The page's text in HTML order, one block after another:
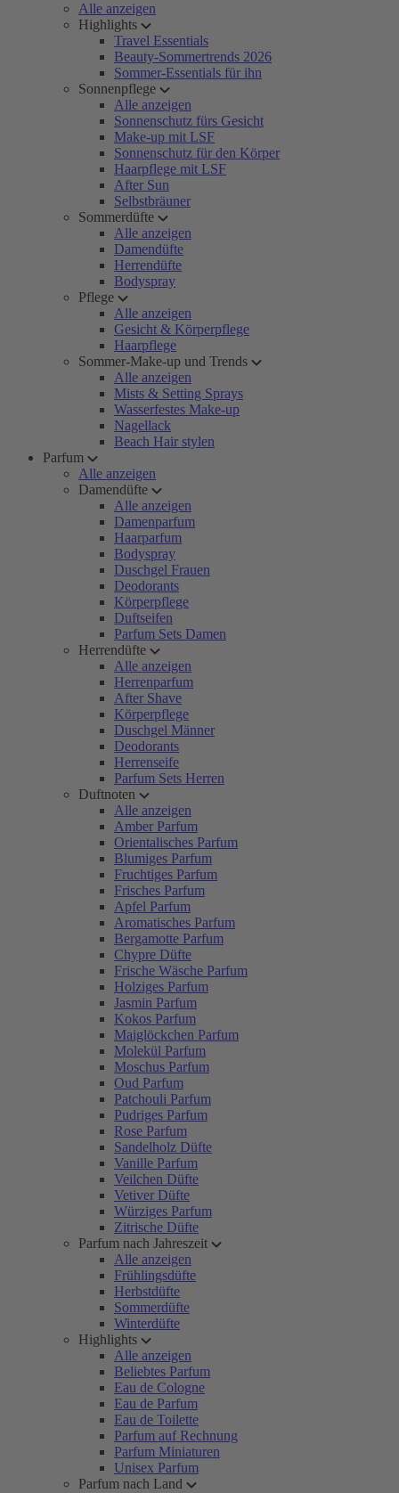
Alle anzeigen
Highlights
Travel Essentials
Beauty-Sommertrends 2026
Sommer-Essentials für ihn
Sonnenpflege
Alle anzeigen
Sonnenschutz fürs Gesicht
Make-up mit LSF
Sonnenschutz für den Körper
Haarpflege mit LSF
After Sun
Selbstbräuner
Sommerdüfte
Alle anzeigen
Damendüfte
Herrendüfte
Bodyspray
Pflege
Alle anzeigen
Gesicht & Körperpflege
Haarpflege
Sommer-Make-up und Trends
Alle anzeigen
Mists & Setting Sprays
Wasserfestes Make-up
Nagellack
Beach Hair stylen
Parfum
Alle anzeigen
Damendüfte
Alle anzeigen
Damenparfum
Haarparfum
Bodyspray
Duschgel Frauen
Deodorants
Körperpflege
Duftseifen
Parfum Sets Damen
Herrendüfte
Alle anzeigen
Herrenparfum
After Shave
Körperpflege
Duschgel Männer
Deodorants
Herrenseife
Parfum Sets Herren
Duftnoten
Alle anzeigen
Amber Parfum
Orientalisches Parfum
Blumiges Parfum
Fruchtiges Parfum
Frisches Parfum
Apfel Parfum
Aromatisches Parfum
Bergamotte Parfum
Chypre Düfte
Frische Wäsche Parfum
Holziges Parfum
Jasmin Parfum
Kokos Parfum
Maiglöckchen Parfum
Molekül Parfum
Moschus Parfum
Oud Parfum
Patchouli Parfum
Pudriges Parfum
Rose Parfum
Sandelholz Düfte
Vanille Parfum
Veilchen Düfte
Vetiver Düfte
Würziges Parfum
Zitrische Düfte
Parfum nach Jahreszeit
Alle anzeigen
Frühlingsdüfte
Herbstdüfte
Sommerdüfte
Winterdüfte
Highlights
Alle anzeigen
Beliebtes Parfum
Eau de Cologne
Eau de Parfum
Eau de Toilette
Parfum auf Rechnung
Parfum Miniaturen
Unisex Parfum
Parfum nach Land